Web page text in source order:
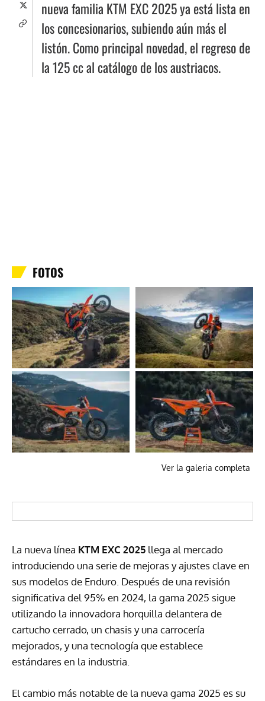
nueva familia KTM EXC 2025 ya está lista en
los concesionarios, subiendo aún más el
listón. Como principal novedad, el regreso de
la 125 cc al catálogo de los austriacos.
FOTOS
Ver la galeria completa
La nueva línea KTM EXC 2025 llega al mercado
introduciendo una serie de mejoras y ajustes clave en
sus modelos de Enduro. Después de una revisión
significativa del 95% en 2024, la gama 2025 sigue
utilizando la innovadora horquilla delantera de
cartucho cerrado, un chasis y una carrocería
mejorados, y una tecnología que establece
estándares en la industria.
El cambio más notable de la nueva gama 2025 es su